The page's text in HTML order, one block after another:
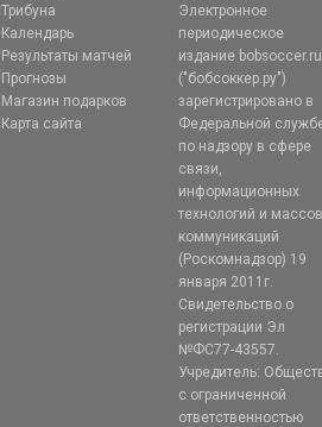
Трибуна
Календарь
Результаты матчей
Прогнозы
Магазин подарков
Карта сайта
Электронное
периодическое
издание bobsoccer.ru
("бобсоккер.ру")
зарегистрировано в
Федеральной
по надзору в сфере
связи,
информационных
технологий и
коммуникаций
(Роскомнадзор) 19
января 2011г.
Свидетельство о
регистрации Эл
№ФС77-43557.
Учредитель:
с ограниченной
ответственностью